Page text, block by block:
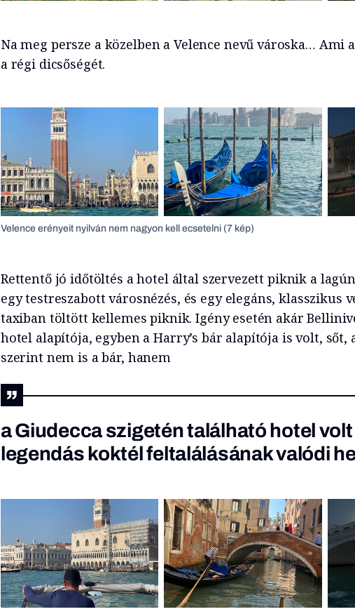
Na meg persze a közelben a Velence nevű városka… Ami
a régi dicsőségét.
Velence erényeit nyilván nem nagyon kell ecsetelni (7 kép)
Rettentő jó időtöltés a hotel által szervezett piknik a
egy testreszabott városnézés, és egy elegáns, klasszikus
taxiban töltött kellemes piknik. Igény esetén akár
hotel alapítója, egyben a Harry’s bár alapítója is volt, sőt,
szerint nem is a bár, hanem
a Giudecca szigetén található hotel volt
legendás koktél feltalálásának valódi